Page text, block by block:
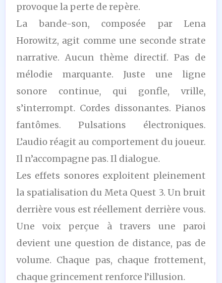
provoque la perte de repère.
La bande-son, composée par Lena
Horowitz, agit comme une seconde strate
narrative. Aucun thème directif. Pas de
mélodie marquante. Juste une ligne
sonore continue, qui gonfle, vrille,
s’interrompt. Cordes dissonantes. Pianos
fantômes. Pulsations électroniques.
L’audio réagit au comportement du joueur.
Il n’accompagne pas. Il dialogue.
Les effets sonores exploitent pleinement
la spatialisation du Meta Quest 3. Un bruit
derrière vous est réellement derrière vous.
Une voix perçue à travers une paroi
devient une question de distance, pas de
volume. Chaque pas, chaque frottement,
chaque grincement renforce l’illusion.